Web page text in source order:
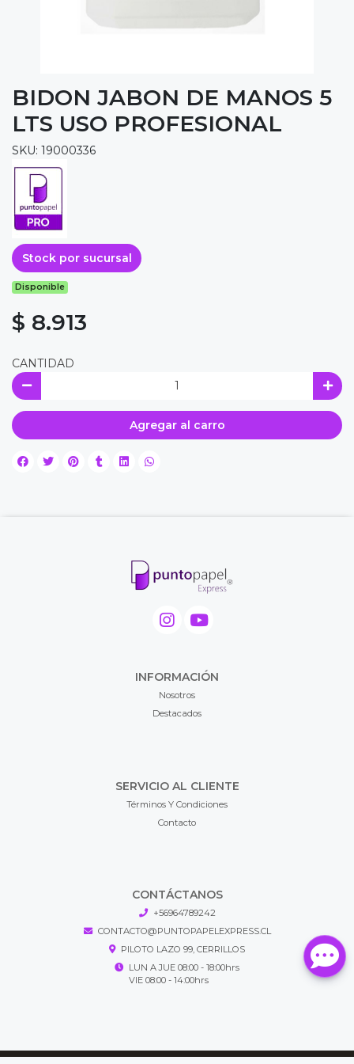
BIDON JABON DE MANOS 5
LTS USO PROFESIONAL
SKU: 19000336
Stock por sucursal
Disponible
$ 8.913
CANTIDAD
Agregar al carro
INFORMACIÓN
Nosotros
Destacados
SERVICIO AL CLIENTE
Términos Y Condiciones
Contacto
CONTÁCTANOS
+56964789242
CONTACTO@PUNTOPAPELEXPRESS.CL
PILOTO LAZO 99, CERRILLOS
LUN A JUE 08:00 - 18:00hrs
VIE 08:00 - 14:00hrs